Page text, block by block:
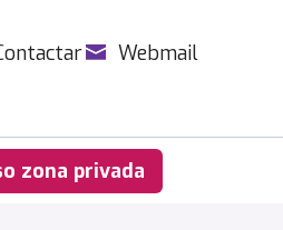
Webmail
zona privada